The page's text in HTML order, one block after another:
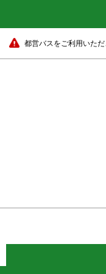
都営バスをご利用いただ